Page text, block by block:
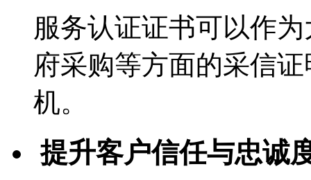
服务认证证书可以作
府采购等方面的采信
机。
提升客户信任与忠诚